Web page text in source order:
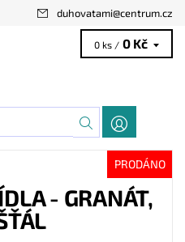
duhovatami@centrum.cz
0 ks / 0 Kč
PRODÁNO
- GRANÁT,